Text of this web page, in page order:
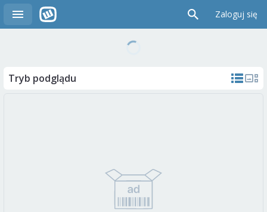
Zaloguj się
Tryb podglądu